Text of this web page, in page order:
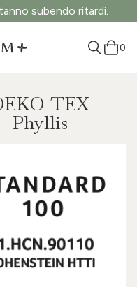
subendo ritardi.
0
TEX
Phyllis